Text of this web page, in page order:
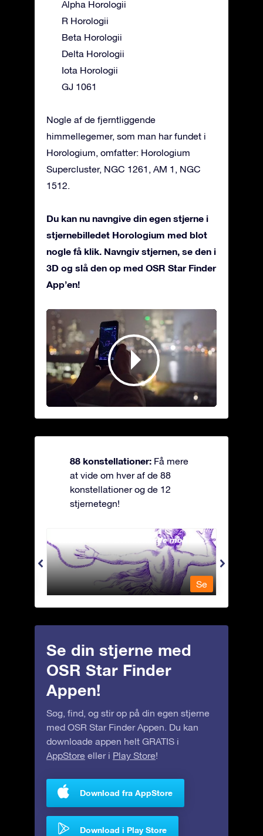
Alpha Horologii
R Horologii
Beta Horologii
Delta Horologii
Iota Horologii
GJ 1061
Nogle af de fjerntliggende
himmellegemer, som man har fundet i
Horologium, omfatter: Horologium
Supercluster, NGC 1261, AM 1, NGC
1512.
Du kan nu navngive din egen stjerne i
stjernebilledet Horologium med blot
nogle få klik. Navngiv stjernen, se den i
3D og slå den op med OSR Star Finder
App’en!
88 konstellationer: Få mere
at vide om hver af de 88
konstellationer og de 12
stjernetegn!
Andromeda - Den lænkede mø
Se
Se din stjerne med
OSR Star Finder
Appen!
Søg, find, og stir op på din egen stjerne
med OSR Star Finder Appen. Du kan
downloade appen helt GRATIS i
AppStore eller i Play Store!
Download fra AppStore
Download i Play Store